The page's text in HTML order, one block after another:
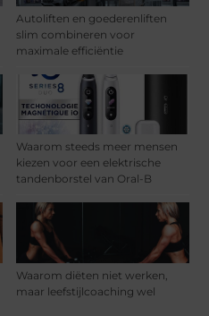
Autoliften en goederenliften
slim combineren voor
maximale efficiëntie
Waarom steeds meer mensen
kiezen voor een elektrische
tandenborstel van Oral-B
Waarom diëten niet werken,
maar leefstijlcoaching wel